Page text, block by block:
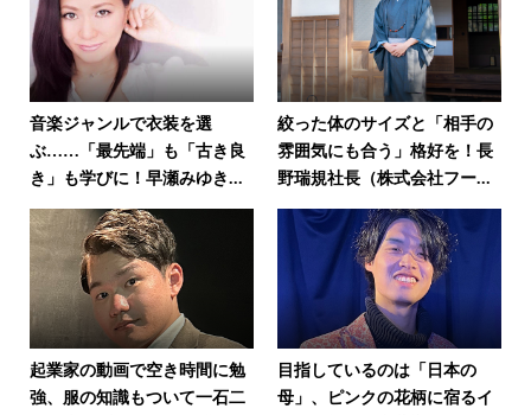
音楽ジャンルで衣装を選
ぶ……「最先端」も「古き良
き」も学びに！早瀬みゆき...
絞った体のサイズと「相手の
雰囲気にも合う」格好を！長
野瑞規社長（株式会社フー...
起業家の動画で空き時間に勉
強、服の知識もついて一石二
目指しているのは「日本の
母」、ピンクの花柄に宿るイ